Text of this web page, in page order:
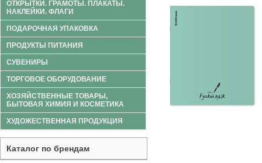
ОТКРЫТКИ. ГРАМОТЫ. ПЛАКАТЫ.
НАКЛЕЙКИ. ФЛАГИ
ПОДАРОЧНАЯ УПАКОВКА
ПРОДУКТЫ ПИТАНИЯ
СУВЕНИРЫ
ТОРГОВОЕ ОБОРУДОВАНИЕ
ХОЗЯЙСТВЕННЫЕ ТОВАРЫ,
БЫТОВАЯ ХИМИЯ И КОСМЕТИКА
ХУДОЖЕСТВЕННАЯ ПРОДУКЦИЯ
Каталог по брендам